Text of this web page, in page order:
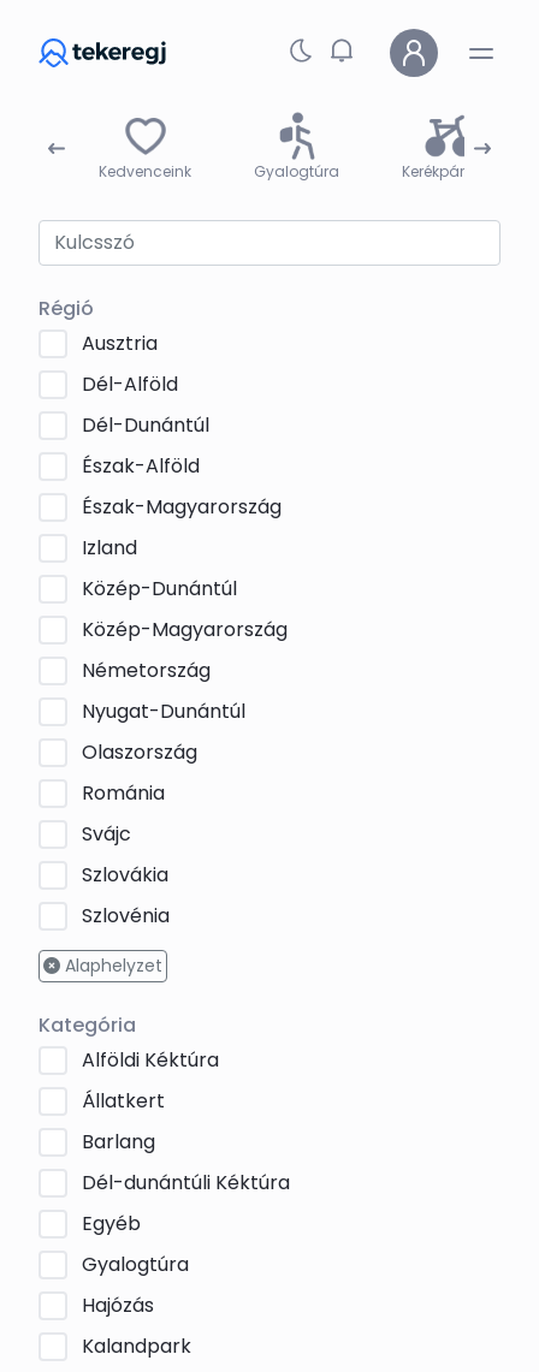
Kedvenceink Gyalogtúra Kerékpártúra
Régió
Ausztria
Dél-Alföld
Dél-Dunántúl
Észak-Alföld
Észak-Magyarország
Izland
Közép-Dunántúl
Közép-Magyarország
Németország
Nyugat-Dunántúl
Olaszország
Románia
Svájc
Szlovákia
Szlovénia
Alaphelyzet
Kategória
Alföldi Kéktúra
Állatkert
Barlang
Dél-dunántúli Kéktúra
Egyéb
Gyalogtúra
Hajózás
Kalandpark